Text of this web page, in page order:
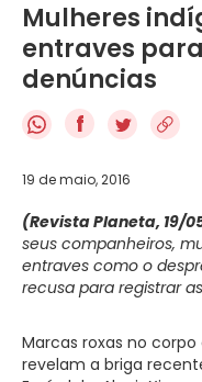
Mulheres
entraves
denúncias
f
19 de maio, 2016
(Revista Planeta, 19/
seus companheiros,
entraves como o
recusa para registrar
Marcas roxas no corpo
revelam a briga